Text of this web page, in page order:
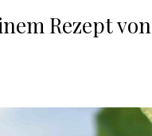
Rezept von